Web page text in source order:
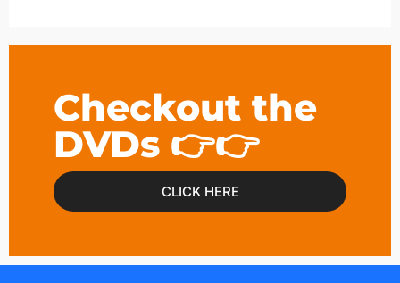
Checkout the
DVDs 👉👉
CLICK HERE